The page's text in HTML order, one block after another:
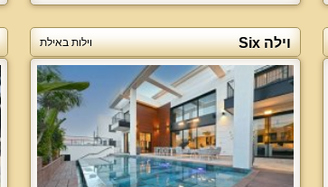
וילה Six וילות באילת